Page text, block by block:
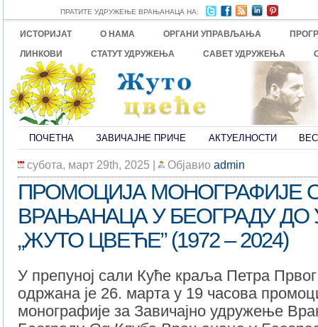
ПРАТИТЕ УДРУЖЕЊЕ ВРАЊАНАЦА НА:
ИСТОРИЈАТ О НАМА ОРГАНИ УПРАВЉАЊА
ЛИНКОВИ
СТАТУТ УДРУЖЕЊА САВЕТ УДРУЖЕЊА
ПОЧЕТНА ЗАВИЧАЈНЕ ПРИЧЕ АКТУЕЛНОСТИ
субота, март 29th, 2025 | Објавио admin
ПРОМОЦИЈА МОНОГРАФИЈЕ
ВРАЊАНАЦА У БЕОГРАДУ
„ЖУТО ЦВЕЋЕ” (1972 – 2024)
У препуној сали Куће краља Петра
одржана је 26. марта у 19 часова
монографије за Завичајно удружење